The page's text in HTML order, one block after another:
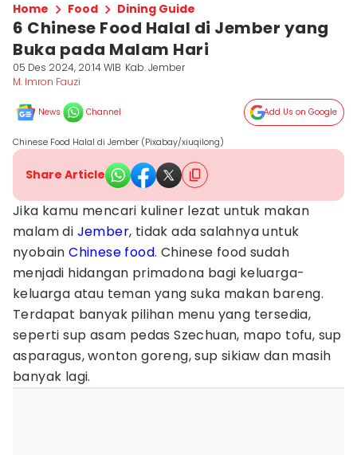
Home Food Dining Guide
6 Chinese Food Halal di Jember yang
Buka pada Malam Hari
05 Des 2024, 20:14 WIB Kab. Jember
M. Imron Fauzi
News Channel Add Us on Google
Chinese Food Halal di Jember (Pixabay/xiuqilong)
Share Article
Jika kamu mencari kuliner lezat untuk makan
malam di Jember, tidak ada salahnya untuk
nyobainChinese food. Chinese food sudah
menjadi hidangan primadona bagi keluarga-
keluarga atau teman yang suka makan bareng.
Terdapat banyak pilihan menu yang tersedia,
seperti sup asam pedas Szechuan, mapo tofu, sup
asparagus, wonton goreng, sup sikiaw dan masih
banyak lagi.